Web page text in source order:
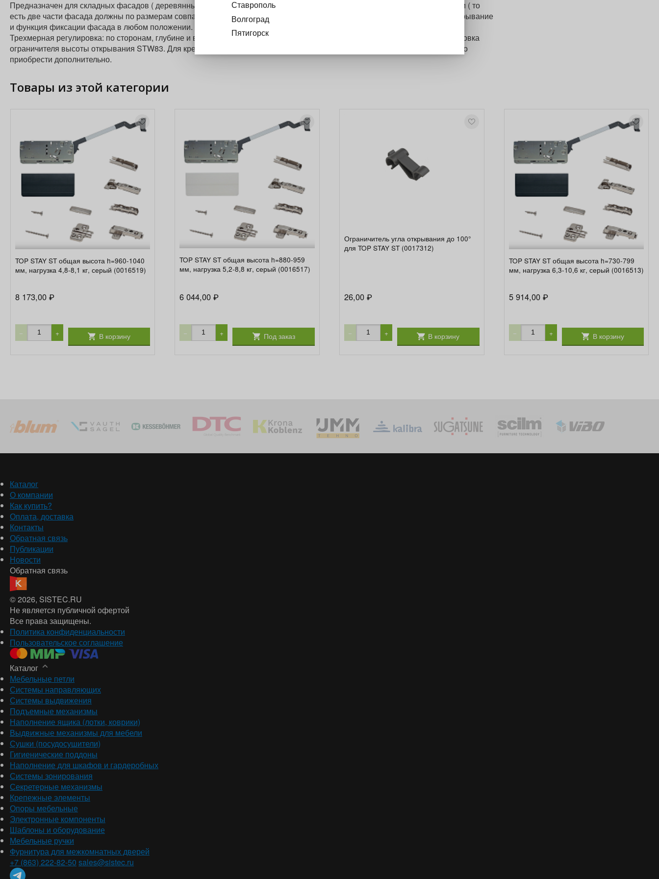
Предназначен для складных фасадов ( деревянные и широкие алюминиевые рамки ) , фасады должны быть симетричными ( то
есть две части фасада должны по размерам совпадать ). Ширина корпуса до 1800 мм, толщина двери 16-26 мм. Легкое открывание
и функция фиксации фасада в любом положении. 60000 циклов открывания. Регулировка плавности скорости закрывания.
Трехмерная регулировка: по сторонам, глубине и высоте. Установка и снятие фасада без инструмента. Возмозможна установка
ограничителя высоты открывания STW83. Для крепления узкого алюминиевого профиля, комплект креплений SQ00H нужно
приобрести дополнительно.
Товары из этой категории
TOP STAY ST общая высота h=960-1040
мм, нагрузка 4,8-8,1 кг, серый (0016519)
8 173,00 ₽
− + В корзину
TOP STAY ST общая высота h=880-959
мм, нагрузка 5,2-8,8 кг, серый (0016517)
6 044,00₽
− + Под заказ
Ограничитель угла открывания до 100°
для TOP STAY ST (0017312)
26,00₽
− + В корзину
TOP STAY ST общая высота h=730-799
мм, нагрузка 6,3-10,6 кг, серый (0016513)
5 914,00 ₽
− + В корзину
Каталог
О компании
Как купить?
Оплата, доставка
Контакты
Обратная связь
Публикации
Новости
Обратная связь
© 2026, SISTEC.RU
Не является публичной офертой
Все права защищены.
Политика конфиденциальности
Пользовательское соглашение
Каталог
Мебельные петли
Системы направляющих
Системы выдвижения
Подъемные механизмы
Наполнение ящика (лотки, коврики)
Выдвижные механизмы для мебели
Сушки (посудосушители)
Гигиенические поддоны
Наполнение для шкафов и гардеробных
Системы зонирования
Секретерные механизмы
Крепежные элементы
Опоры мебельные
Электронные компоненты
Шаблоны и оборудование
Мебельные ручки
Фурнитура для межкомнатных дверей
+7 (863) 222-82-50 sales@sistec.ru
Ставрополь
Волгоград
Пятигорск